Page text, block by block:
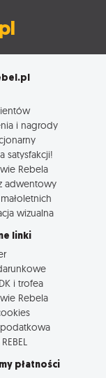
i nagrody
satysfakcji!
Rebela
adwentowy
wizualna
linki
i trofea
Rebela
płatności